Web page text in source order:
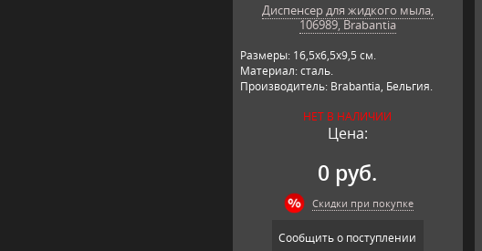
Диспенсер для жидкого мыла,
106989, Brabantia
Размеры: 16,5х6,5х9,5 см.
Материал: сталь.
Производитель: Brabantia, Бельгия.
НЕТ В НАЛИЧИИ
Цена:
0 руб.
Скидки при покупке
Сообщить о поступлении